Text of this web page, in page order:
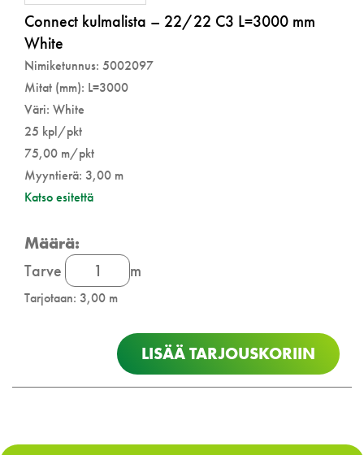
Connect kulmalista – 22/22 C3 L=3000 mm
White
Nimiketunnus: 5002097
Mitat (mm): L=3000
Väri: White
25 kpl/pkt
75,00 m/pkt
Myyntierä: 3,00 m
Katso esitettä
TarveConnect
kulmalista
määrä
m
Tarjotaan: 3,00 m
LISÄÄ TARJOUSKORIIN